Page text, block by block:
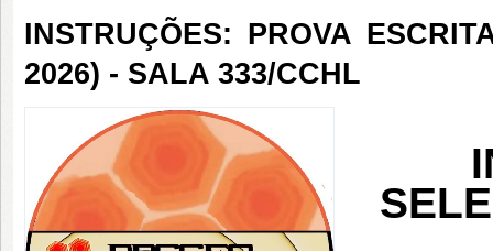
INSTRUÇÕES: PROVA
2026) - SALA 333/CCHL